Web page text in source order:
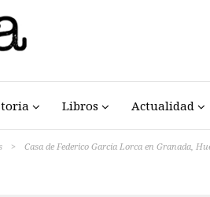
Libros Actualidad
> Casa de Federico García Lorca en Granada,